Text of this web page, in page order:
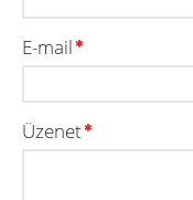
E-mail
Üzenet